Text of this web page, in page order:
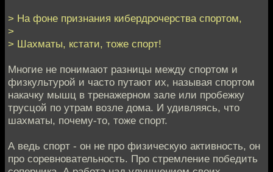
> На фоне признания кибердрочерства спортом,
>
> Шахматы, кстати, тоже спорт!
Многие не понимают разницы между спортом и
физкультурой и часто путают их, называя спортом
накачку мышц в тренажерном зале или пробежку
трусцой по утрам возле дома. И удивляясь, что
шахматы, почему-то, тоже спорт.
А ведь спорт - он не про физическую активность, он
про соревновательность. Про стремление победить